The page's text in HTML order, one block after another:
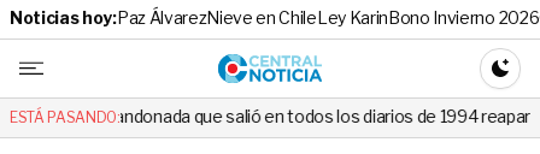
Noticias hoy:Paz ÁlvarezNieve en ChileLey KarinBono Invierno 2026
Central
ESTÁ PASANDO:que salió en todos los diarios de 1994 reapareció e hizo llorar